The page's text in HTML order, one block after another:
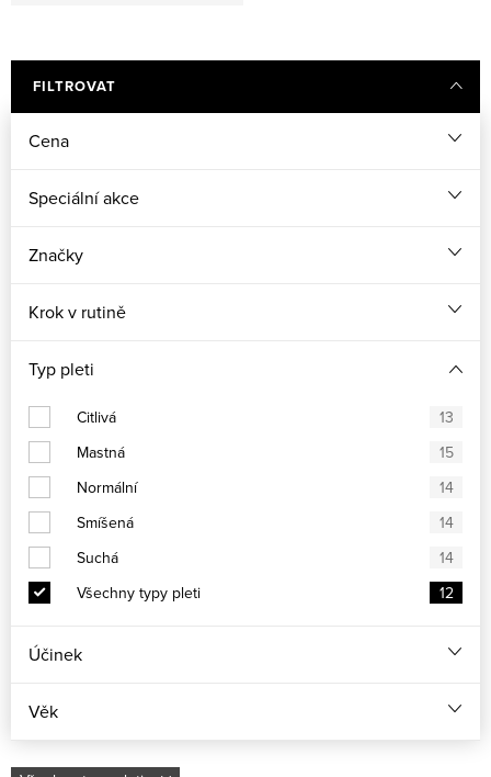
FILTROVAT
Cena
Speciální akce
Značky
Krok v rutině
Typ pleti
Citlivá
13
Mastná
15
Normální
14
Smíšená
14
Suchá
14
Všechny typy pleti
12
Účinek
Věk